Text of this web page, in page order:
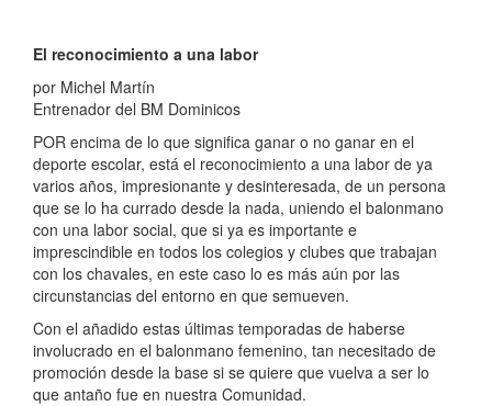
El reconocimiento a una labor
por Michel Martín
Entrenador del BM Dominicos
POR encima de lo que significa ganar o no ganar en el
deporte escolar, está el reconocimiento a una labor de ya
varios años, impresionante y desinteresada, de un persona
que se lo ha currado desde la nada, uniendo el balonmano
con una labor social, que si ya es importante e
imprescindible en todos los colegios y clubes que trabajan
con los chavales, en este caso lo es más aún por las
circunstancias del entorno en que semueven.
Con el añadido estas últimas temporadas de haberse
involucrado en el balonmano femenino, tan necesitado de
promoción desde la base si se quiere que vuelva a ser lo
que antaño fue en nuestra Comunidad.